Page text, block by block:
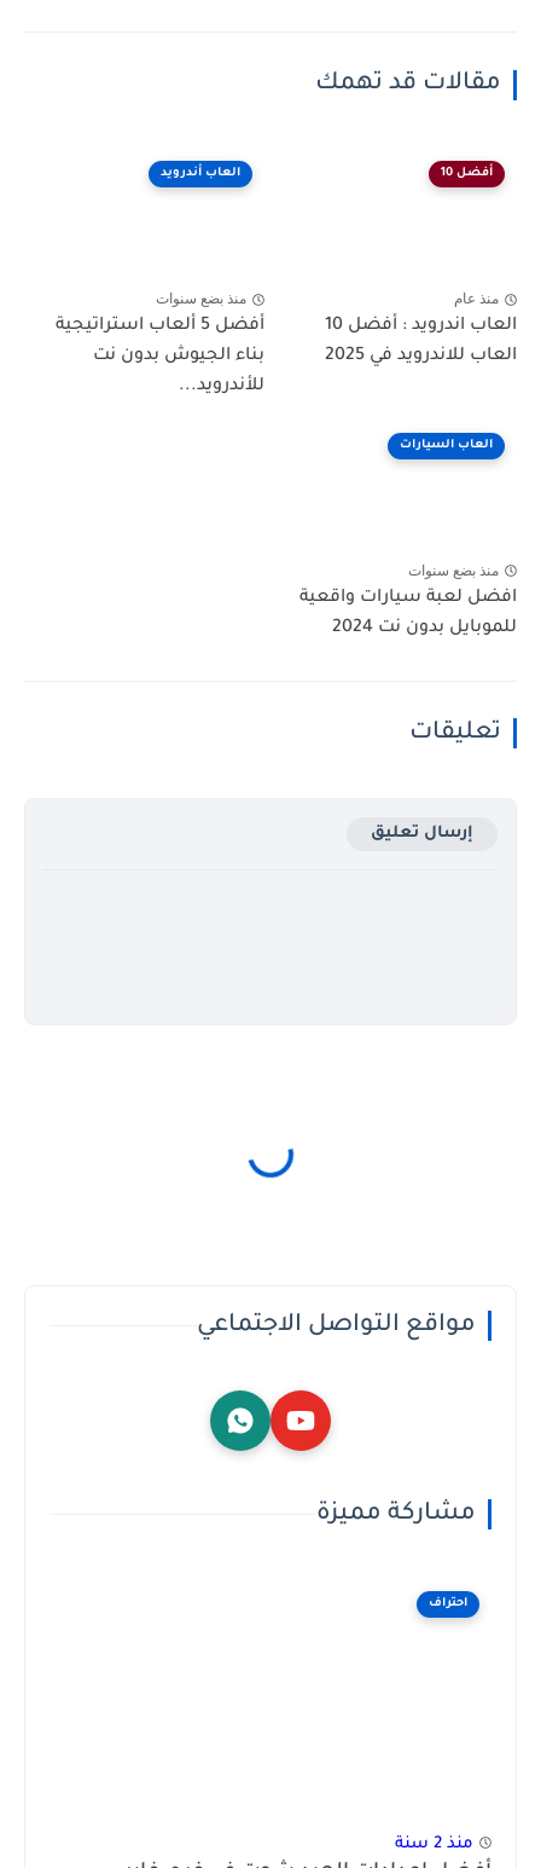
مقالات قد تهمك
أفضل 10
منذ عام
العاب اندرويد : أفضل 10
العاب للاندرويد في 2025
العاب أندرويد
منذ بضع سنوات
أفضل 5 ألعاب استراتيجية
بناء الجيوش بدون نت
للأندرويد...
العاب السيارات
منذ بضع سنوات
افضل لعبة سيارات واقعية
للموبايل بدون نت 2024
تعليقات
إرسال تعليق
مواقع التواصل الاجتماعي
مشاركة مميزة
احتراف
منذ 2 سنة